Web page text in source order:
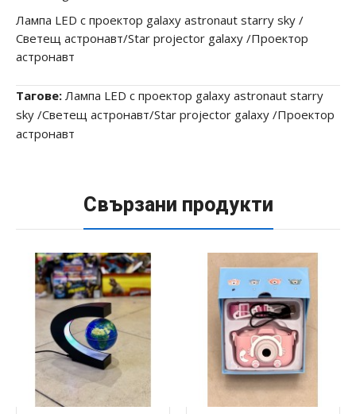
Лампа LED с проектор galaxy astronaut starry sky /
Светещ астронавт/Star projector galaxy /Проектор
астронавт
Тагове: Лампа LED с проектор galaxy astronaut starry
sky /Светещ астронавт/Star projector galaxy /Проектор
астронавт
Свързани продукти